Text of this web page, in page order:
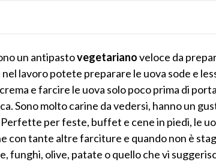
un antipastovegetarianoveloce da
lavoro potete preparare le uova sode e
e farcire le uova solo poco prima di
Sono molto carine da vedersi, hanno un
per feste, buffet e cene in piedi, le
con tante altre farciture e quando non è
funghi, olive, patate o quello che vi